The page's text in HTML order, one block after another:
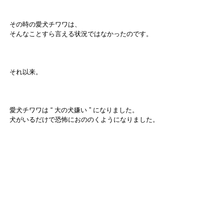
その時の愛犬チワワは、
そんなことすら言える状況ではなかったのです。
それ以来。
愛犬チワワは “ 大の犬嫌い ” になりました。
犬がいるだけで恐怖におののくようになりました。